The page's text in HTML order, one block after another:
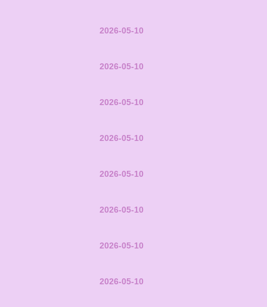
2026-05-10
2026-05-10
2026-05-10
2026-05-10
2026-05-10
2026-05-10
2026-05-10
2026-05-10